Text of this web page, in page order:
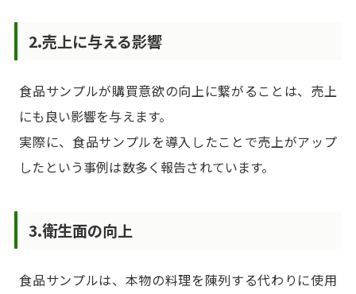
2.売上に与える影響
食品サンプルが購買意欲の向上に繋がることは、売上
にも良い影響を与えます。
実際に、食品サンプルを導入したことで売上がアップ
したという事例は数多く報告されています。
3.衛生面の向上
食品サンプルは、本物の料理を陳列する代わりに使用